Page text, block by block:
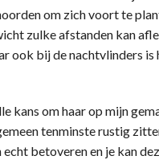
om zich voort te
zulke afstanden kan
ook bij de nachtvlinders is
kans om haar op mijn
tenminste rustig
betoveren en je kan